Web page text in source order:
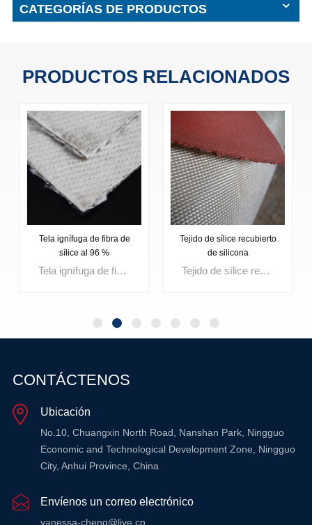
CATEGORÍAS DE PRODUCTOS
PRODUCTOS RELACIONADOS
Tejido de sílice recubierto
de silicona
Tejido de sílice recubierto de silicona Es una tela aislante de alta temperatura fabricada con un 96 % de fibra de sílice y un revestimiento duradero de caucho de silicona. Diseñada para entornos con calor extremo y exposición a llamas, esta tela de sílice recubierta de silicona ofrece mayor resistencia a la abrasión, protección contra el agua y mayor durabilidad contra salpicaduras de material fundido en comparación con la tela de sílice sin revestimiento. Se utiliza ampliamente para mantas de soldadura, cortinas cortafuegos, chaquetas aislantes removibles y barreras térmicas industriales que requieren un rendimiento confiable resistente al fuego.
MÁS
INFORMACIÓN
Tejido de sílice
aluminizado para
protección contra altas
Tejido de sílice aluminizado para protección contra altas temperaturas Es un material de barrera térmica de alto rendimiento fabricado con un 96 % de fibra de sílice laminada con una superficie reflectante de aluminio. Este tejido de sílice aluminizado combina una excelente resistencia a altas temperaturas con la reflexión del calor radiante, lo que proporciona una mayor protección térmica en entornos industriales extremos. Se utiliza ampliamente para escudos térmicos, cortinas de soldadura, paneles de aislamiento de escape y barreras resistentes al fuego donde se requieren tanto aislamiento como protección térmica reflectante.
CONTÁCTENOS
Ubicación
No.10, Chuangxin North Road, Nanshan Park, Ningguo
Economic and Technological Development Zone, Ningguo
City, Anhui Province, China
Envíenos un correo electrónico
vanessa-cheng@live.cn